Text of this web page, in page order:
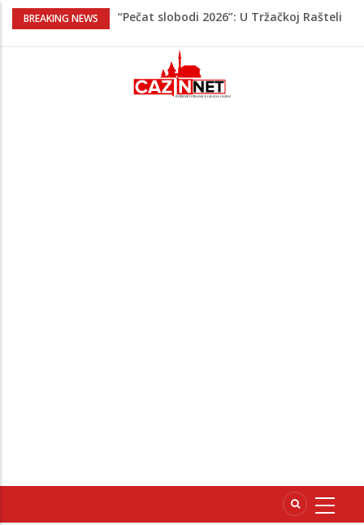
BREAKING NEWS
obilježena 31. godišnjica deblokade
Porodica iz Krajine u centru afere,
gradonačelnik Kelna pokrenuo istragu
Čestitka povodom Dana Grada Cazina